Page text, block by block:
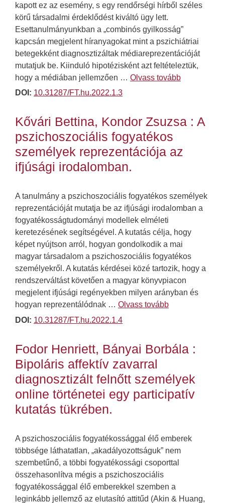
kapott ez az esemény, s egy rendőrségi hírből széles
körű társadalmi érdeklődést kiváltó ügy lett.
Esettanulmányunkban a „combinós gyilkosság”
kapcsán megjelent híranyagokat mint a pszichiátriai
betegekként diagnosztizáltak médiareprezentációját
mutatjuk be. Kiinduló hipotézisként azt feltételeztük,
hogy a médiában jellemzően … Olvass tovább
DOI: 10.31287/FT.hu.2022.1.3
Kővári Bettina, Kondor Zsuzsa : A
pszichoszociális fogyatékos
személyek reprezentációja az
ifjúsági irodalomban.
A tanulmány a pszichoszociális fogyatékos személyek
reprezentációját mutatja be az ifjúsági irodalomban a
fogyatékosságtudományi modellek elméleti
keretezésének segítségével. A kutatás célja, hogy
képet nyújtson arról, hogyan gondolkodik a mai
magyar társadalom a pszichoszociális fogyatékos
személyekről. A kutatás kérdései közé tartozik, hogy a
rendszerváltást követően a magyar könyvpiacon
megjelent ifjúsági regényekben milyen arányban és
hogyan reprezentálódnak … Olvass tovább
DOI: 10.31287/FT.hu.2022.1.4
Fodor Henriett, Bányai Borbála :
Bipoláris affektív zavarral
diagnosztizált felnőtt személyek
online történetei egy participatív
kutatás tükrében.
A pszichoszociális fogyatékossággal élő emberek
többsége láthatatlan, „akadályozottságuk” nem
szembetűnő, a többi fogyatékossági csoporttal
összehasonlítva mégis a pszichoszociális
fogyatékossággal élő emberekkel szemben a
leginkább jellemző az elutasító attitűd (Akin & Huang,